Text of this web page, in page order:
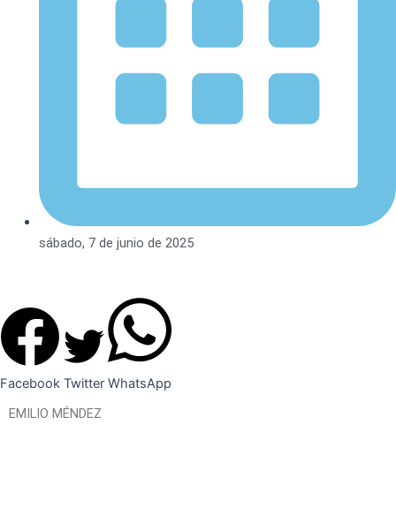
sábado, 7 de junio de 2025
Facebook Twitter WhatsApp
EMILIO MÉNDEZ